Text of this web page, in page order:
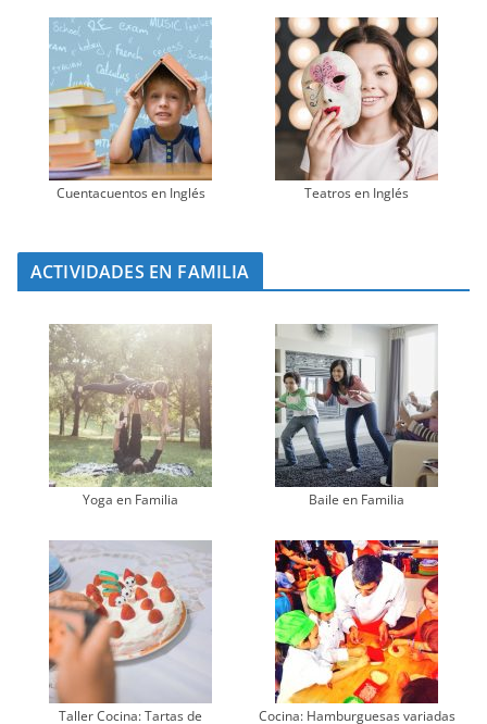
Cuentacuentos en Inglés Teatros en Inglés
ACTIVIDADES EN FAMILIA
Yoga en Familia Baile en Familia
Taller Cocina: Tartas de
Cocina: Hamburguesas variadas